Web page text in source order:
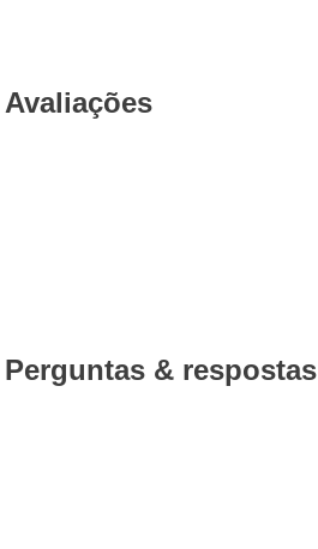
Avaliações
Perguntas & respostas